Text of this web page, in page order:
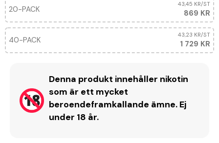
20-PACK 869 KR
43,45 KR/ST
40-PACK 1 729 KR
43,23 KR/ST
Denna produkt innehåller nikotin
som är ett mycket
beroendeframkallande ämne. Ej
under 18 år.